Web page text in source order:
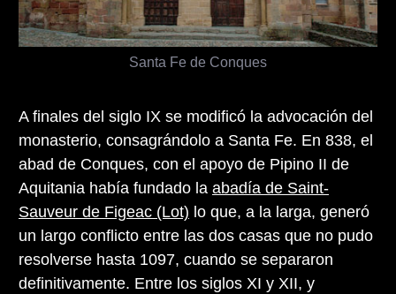
A finales del siglo IX se modificó la advocación del
monasterio, consagrándolo a Santa Fe. En 838, el
abad de Conques, con el apoyo de Pipino II de
Aquitania había fundado la abadía de Saint-
Sauveur de Figeac (Lot) lo que, a la larga, generó
un largo conflicto entre las dos casas que no pudo
resolverse hasta 1097, cuando se separaron
definitivamente. Entre los siglos XI y XII, y
Santa Fe de Conques